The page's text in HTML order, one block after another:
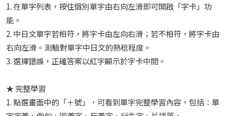
1. 在單字列表，按住個別單字由右向左滑即可開啟「字卡」功
能。
2. 中日文單字若相符，將字卡由左向右滑；若不相符，將字卡由
右向左滑。測驗對單字中日文的熟稔程度。
3. 選擇錯誤，正確答案以紅字顯示於字卡中間。
★ 完整學習
1. 點選畫面中的「＋號」，可看到單字完整學習內容，包括：單